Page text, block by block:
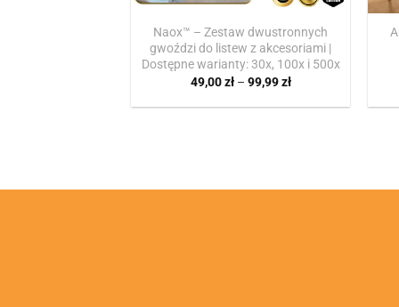
Naox™ – Zestaw dwustronnych
gwoździ do listew z akcesoriami |
Dostępne warianty: 30x, 100x i 500x
49,00zł – 99,99złZakres
od